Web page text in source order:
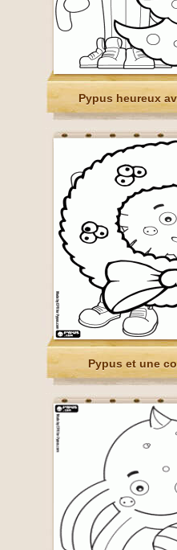
Pypus heureux
Pypus et une